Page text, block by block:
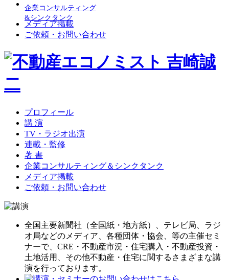
企業コンサルティング
&シンクタンク
メディア掲載
ご依頼・お問い合わせ
プロフィール
講 演
TV・ラジオ出演
連載・監修
著 書
企業コンサルティング＆シンクタンク
メディア掲載
ご依頼・お問い合わせ
全国主要新聞社（全国紙・地方紙）、テレビ局、ラジ
オ局などのメディア、各種団体・協会、等の主催セミ
ナーで、CRE・不動産市況・住宅購入・不動産投資・
土地活用、その他不動産・住宅に関するさまざまな講
演を行っております。